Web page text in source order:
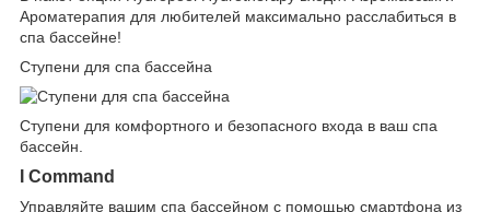
Ароматерапия для любителей максимально расслабиться в
спа бассейне!
Ступени для спа бассейна
Ступени для комфортного и безопасного входа в ваш спа
бассейн.
I Command
Управляйте вашим спа бассейном с помощью смартфона из